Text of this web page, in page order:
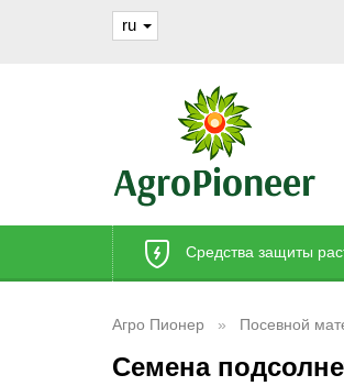
ru
Средства защиты
Агро Пионер Посевной
Семена